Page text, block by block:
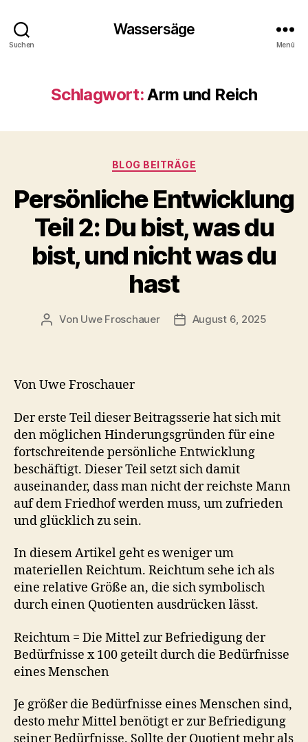
Suchen
Wassersäge
Menü
Schlagwort:Arm und Reich
Kategorien
BLOG BEITRÄGE
Persönliche Entwicklung
Teil 2: Du bist, was du
bist, und nicht was du
hast
Beitragsautor
Von Uwe Froschauer Beitragsdatum
August 6, 2025
Von Uwe Froschauer
Der erste Teil dieser Beitragsserie hat sich mit
den möglichen Hinderungsgründen für eine
fortschreitende persönliche Entwicklung
beschäftigt. Dieser Teil setzt sich damit
auseinander, dass man nicht der reichste Mann
auf dem Friedhof werden muss, um zufrieden
und glücklich zu sein.
In diesem Artikel geht es weniger um
materiellen Reichtum. Reichtum sehe ich als
eine relative Größe an, die sich symbolisch
durch einen Quotienten ausdrücken lässt.
Reichtum = Die Mittel zur Befriedigung der
Bedürfnisse x 100 geteilt durch die Bedürfnisse
eines Menschen
Je größer die Bedürfnisse eines Menschen sind,
desto mehr Mittel benötigt er zur Befriedigung